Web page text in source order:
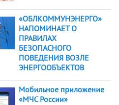
«ОБЛКОММУНЭНЕРГО»
НАПОМИНАЕТ О
ПРАВИЛАХ
БЕЗОПАСНОГО
ПОВЕДЕНИЯ ВОЗЛЕ
ЭНЕРГООБЪЕКТОВ
Мобильное приложение
«МЧС России»